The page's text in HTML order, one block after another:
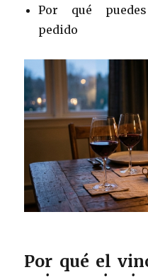
Por qué
pedido
Por qué el